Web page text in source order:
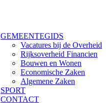
GEMEENTEGIDS
Vacatures bij de Overheid
Rijksoverheid Financien
Bouwen en Wonen
Economische Zaken
Algemene Zaken
SPORT
CONTACT